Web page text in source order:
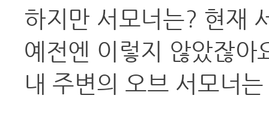
하지만 서모너는? 현재
예전엔 이렇지 않았잖
내 주변의 오브 서모너